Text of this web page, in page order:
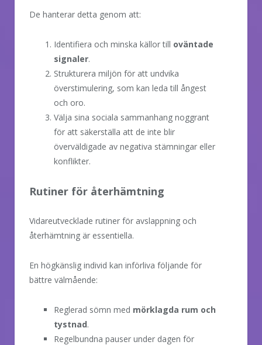
De hanterar detta genom att:
Identifiera och minska källor till oväntade
signaler.
Strukturera miljön för att undvika
överstimulering, som kan leda till ångest
och oro.
Välja sina sociala sammanhang noggrant
för att säkerställa att de inte blir
överväldigade av negativa stämningar eller
konflikter.
Rutiner för återhämtning
Vidareutvecklade rutiner för avslappning och
återhämtning är essentiella.
En högkänslig individ kan införliva följande för
bättre välmående:
Reglerad sömn med mörklagda rum och
tystnad.
Regelbundna pauser under dagen för